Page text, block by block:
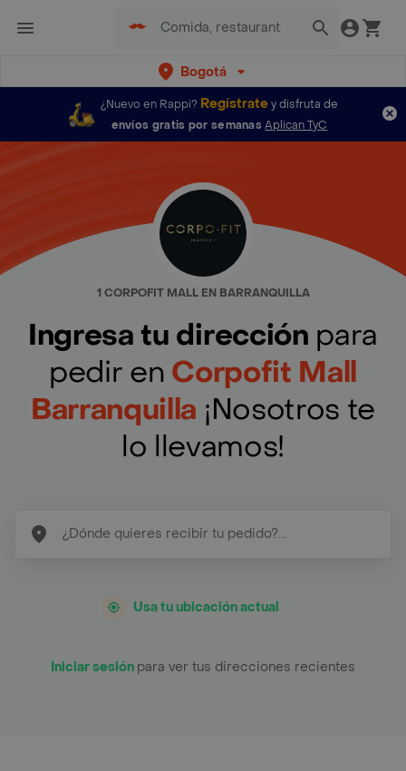
Bogotá
¿Nuevo en Rappi? Regístratey disfruta de
envíos gratis por semanas Aplican TyC
1 CORPOFIT MALL EN BARRANQUILLA
Ingresa tu dirección para
pedir en Corpofit Mall
Barranquilla ¡Nosotros te
lo llevamos!
Usa tu ubicación actual
Iniciar sesión para ver tus direcciones recientes